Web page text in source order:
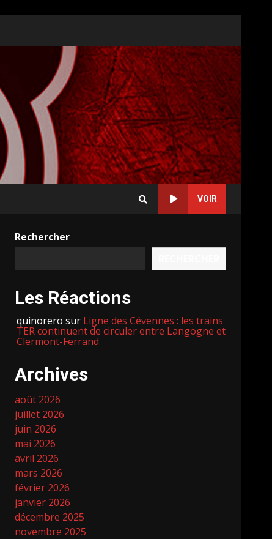
VOIR
Rechercher
Les Réactions
quinorero sur Ligne des Cévennes : les trains
TER continuent de circuler entre Langogne et
Clermont-Ferrand
Archives
août 2026
juillet 2026
juin 2026
mai 2026
avril 2026
mars 2026
février 2026
janvier 2026
décembre 2025
novembre 2025